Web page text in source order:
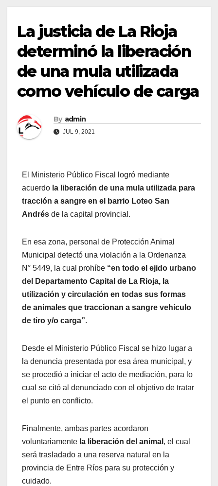
La justicia de La Rioja
determinó la liberación
de una mula utilizada
como vehículo de carga
By admin
JUL 9, 2021
El Ministerio Público Fiscal logró mediante
acuerdo la liberación de una mula utilizada para
tracción a sangre en el barrio Loteo San
Andrés de la capital provincial.
En esa zona, personal de Protección Animal
Municipal detectó una violación a la Ordenanza
N° 5449, la cual prohíbe “en todo el ejido urbano
del Departamento Capital de La Rioja, la
utilización y circulación en todas sus formas
de animales que traccionan a sangre vehículo
de tiro y/o carga”.
Desde el Ministerio Público Fiscal se hizo lugar a
la denuncia presentada por esa área municipal, y
se procedió a iniciar el acto de mediación, para lo
cual se citó al denunciado con el objetivo de tratar
el punto en conflicto.
Finalmente, ambas partes acordaron
voluntariamente la liberación del animal , el cual
será trasladado a una reserva natural en la
provincia de Entre Ríos para su protección y
cuidado.